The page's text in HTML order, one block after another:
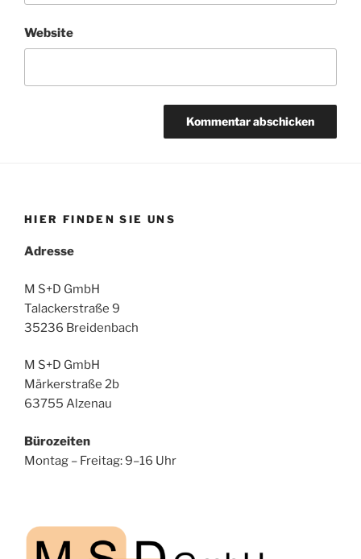
Website
HIER FINDEN SIE UNS
Adresse
M S+D GmbH
Talackerstraße 9
35236 Breidenbach
M S+D GmbH
Märkerstraße 2b
63755 Alzenau
Bürozeiten
Montag – Freitag: 9–16 Uhr